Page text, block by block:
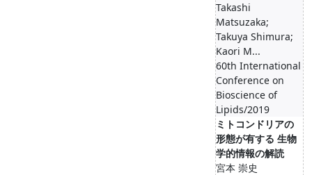
Takashi
Matsuzaka;
Takuya Shimura;
Kaori M...
60th International
Conference on
Bioscience of
Lipids/2019
ミトコンドリアの
形態が有する 生物
学的情報の解読
宮本 崇史